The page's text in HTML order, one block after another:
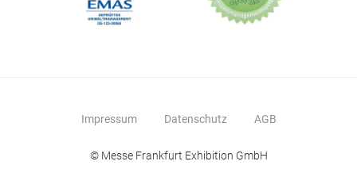
Impressum Datenschutz AGB
© Messe Frankfurt Exhibition GmbH